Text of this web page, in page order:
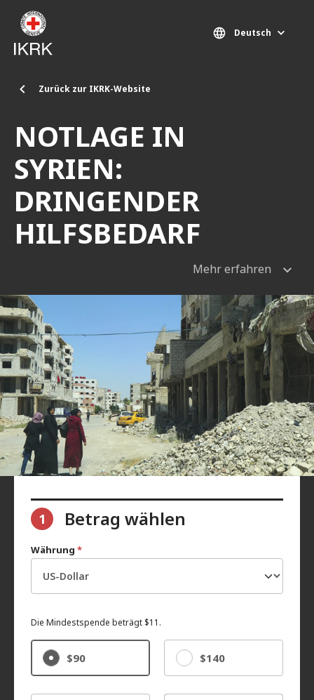
Direkt zum Inhalt
Zurück zur IKRK-Website
Deutsch
NOTLAGE IN
SYRIEN:
DRINGENDER
HILFSBEDARF
Mehr erfahren
1 Betrag wählen
Währung *
Die Mindestspende beträgt $11.
$90 $140